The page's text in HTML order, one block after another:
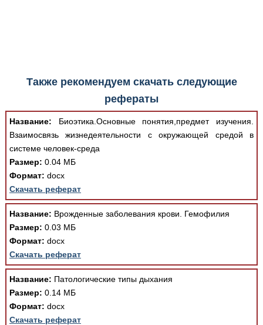
Также рекомендуем скачать следующие
рефераты
Название: Биоэтика.Основные понятия,предмет изучения.
Взаимосвязь жизнедеятельности с окружающей средой в
системе человек-среда
Размер: 0.04 МБ
Формат: docx
Скачать реферат
Название: Врожденные заболевания крови. Гемофилия
Размер: 0.03 МБ
Формат: docx
Скачать реферат
Название: Патологические типы дыхания
Размер: 0.14 МБ
Формат: docx
Скачать реферат